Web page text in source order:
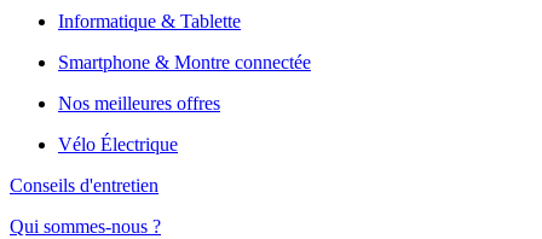
Informatique & Tablette
Smartphone & Montre connectée
Nos meilleures offres
Vélo Électrique
Conseils d'entretien
Qui sommes-nous ?